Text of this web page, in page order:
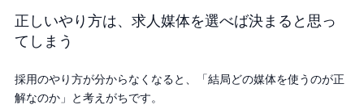
正しいやり方は、求人媒体を選べば決まると思っ
てしまう
採用のやり方が分からなくなると、「結局どの媒体を使うのが正
解なのか」と考えがちです。